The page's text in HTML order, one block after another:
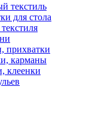
текстиль
для стола
прихватки
карманы
клеенки